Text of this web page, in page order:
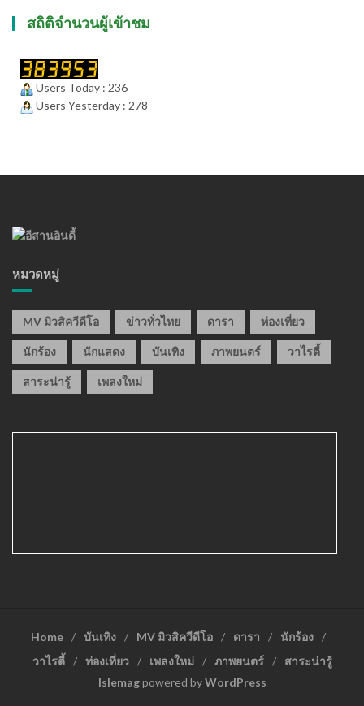
สถิติจำนวนผู้เข้าชม
Users Today : 236
Users Yesterday : 278
หมวดหมู่
MV มิวสิควีดีโอ ข่าวทั่วไทย ดารา ท่องเที่ยว
นักร้อง นักแสดง บันเทิง ภาพยนตร์ วาไรตี้
สาระน่ารู้ เพลงใหม่
Home บันเทิง MV มิวสิควีดีโอ ดารา
นักร้อง
วาไรตี้
ท่องเที่ยว เพลงใหม่ ภาพยนตร์
สาระน่ารู้
Islemagpowered byWordPress